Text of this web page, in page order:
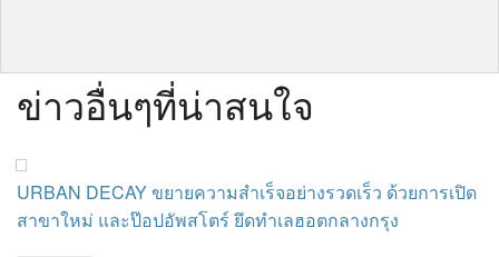
ข่าวอื่นๆที่น่าสนใจ
URBAN DECAY ขยายความสำเร็จอย่างรวดเร็ว ด้วยการเปิด
สาขาใหม่ และป๊อปอัพสโตร์ ยึดทำเลฮอตกลางกรุง